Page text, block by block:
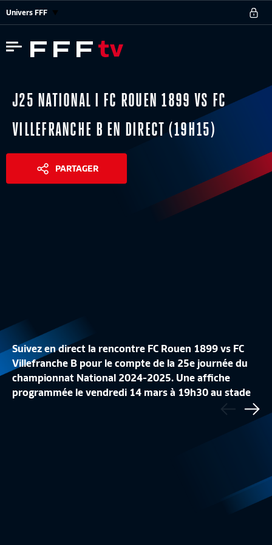
Univers FFF
J25 NATIONAL I FC ROUEN 1899 VS FC
VILLEFRANCHE B EN DIRECT (19H15)
PARTAGER
Suivez en direct la rencontre FC Rouen 1899 vs FC
Villefranche B pour le compte de la 25e journée du
championnat National 2024-2025. Une affiche
programmée le vendredi 14 mars à 19h30 au stade
Robert-Diochon au Petit-Quevilly. Le feuilleton du
Précédent
J24 I FC
VALENCIENNES